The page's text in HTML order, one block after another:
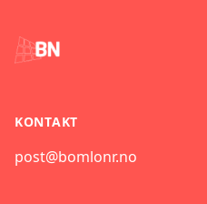
KONTAKT
post@bomlonr.no